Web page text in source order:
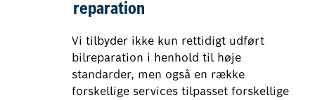
reparation
Vi tilbyder ikke kun rettidigt udført
bilreparation i henhold til høje
standarder, men også en række
forskellige services tilpasset forskellige